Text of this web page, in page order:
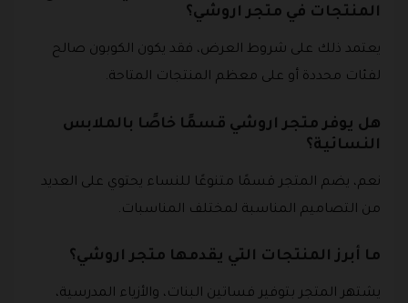
المنتجات في متجر اروشي؟
يعتمد ذلك على شروط العرض، فقد يكون الكوبون صالح
لفئات محددة أو على معظم المنتجات المتاحة.
هل يوفر متجر اروشي قسمًا خاصًا بالملابس
النسائية؟
نعم، يضم المتجر قسمًا متنوعًا للنساء يحتوي على العديد
من التصاميم المناسبة لمختلف المناسبات.
ما أبرز المنتجات التي يقدمها متجر اروشي؟
يشتهر المتجر بتوفير فساتين البنات، والأزياء المدرسية،